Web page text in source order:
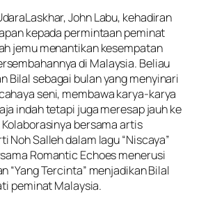
John Labu, kehadiran
kepada permintaan peminat
jemu menantikan kesempatan
di Malaysia. Beliau
Bilal sebagai bulan yang menyinari
seni, membawa karya-karya
indah tetapi juga meresap jauh ke
bersama artis
Noh Salleh dalam lagu “Niscaya”
Romantic Echoes menerusi
“Yang Tercinta” menjadikan Bilal
peminat Malaysia.